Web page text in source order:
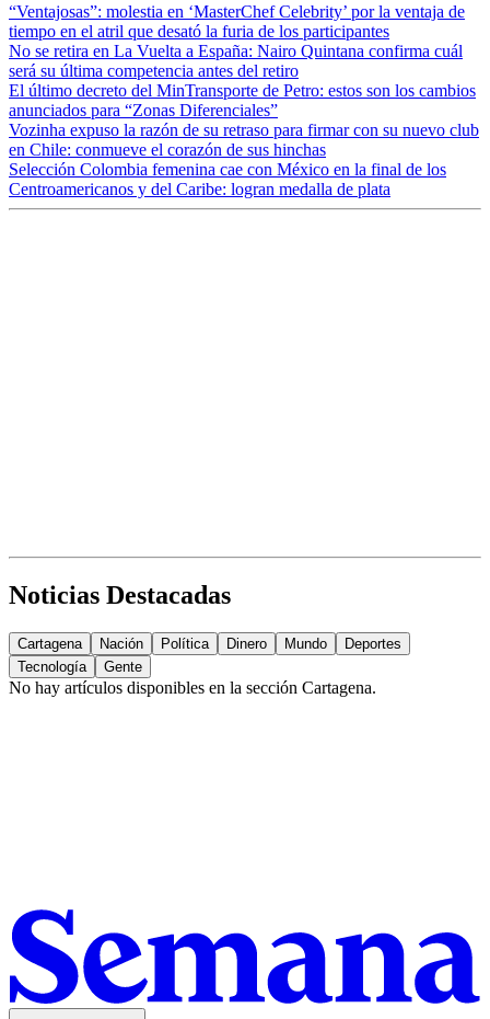
“Ventajosas”: molestia en ‘MasterChef Celebrity’ por la ventaja de
tiempo en el atril que desató la furia de los participantes
No se retira en La Vuelta a España: Nairo Quintana confirma cuál
será su última competencia antes del retiro
El último decreto del MinTransporte de Petro: estos son los cambios
anunciados para “Zonas Diferenciales”
Vozinha expuso la razón de su retraso para firmar con su nuevo club
en Chile: conmueve el corazón de sus hinchas
Selección Colombia femenina cae con México en la final de los
Centroamericanos y del Caribe: logran medalla de plata
Noticias Destacadas
Cartagena Nación Política Dinero Mundo
Deportes
Tecnología
Gente
No hay artículos disponibles en la sección Cartagena.